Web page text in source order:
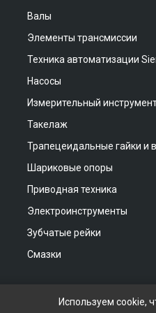
Валы
Элементы трансмиссии
Техника автоматизации
Насосы
Измерительный
Такелаж
Трапецеидальные гайки и
Шариковые опоры
Приводная техника
Электроинструменты
Зубчатые рейки
Смазки
Используем cookie,